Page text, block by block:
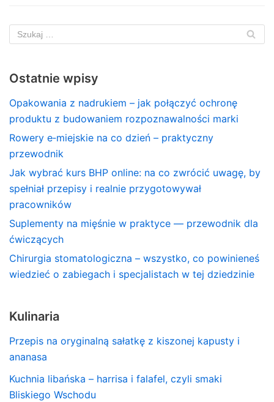
Ostatnie wpisy
Opakowania z nadrukiem – jak połączyć ochronę
produktu z budowaniem rozpoznawalności marki
Rowery e‑miejskie na co dzień – praktyczny
przewodnik
Jak wybrać kurs BHP online: na co zwrócić uwagę, by
spełniał przepisy i realnie przygotowywał
pracowników
Suplementy na mięśnie w praktyce — przewodnik dla
ćwiczących
Chirurgia stomatologiczna – wszystko, co powinieneś
wiedzieć o zabiegach i specjalistach w tej dziedzinie
Kulinaria
Przepis na oryginalną sałatkę z kiszonej kapusty i
ananasa
Kuchnia libańska – harrisa i falafel, czyli smaki
Bliskiego Wschodu